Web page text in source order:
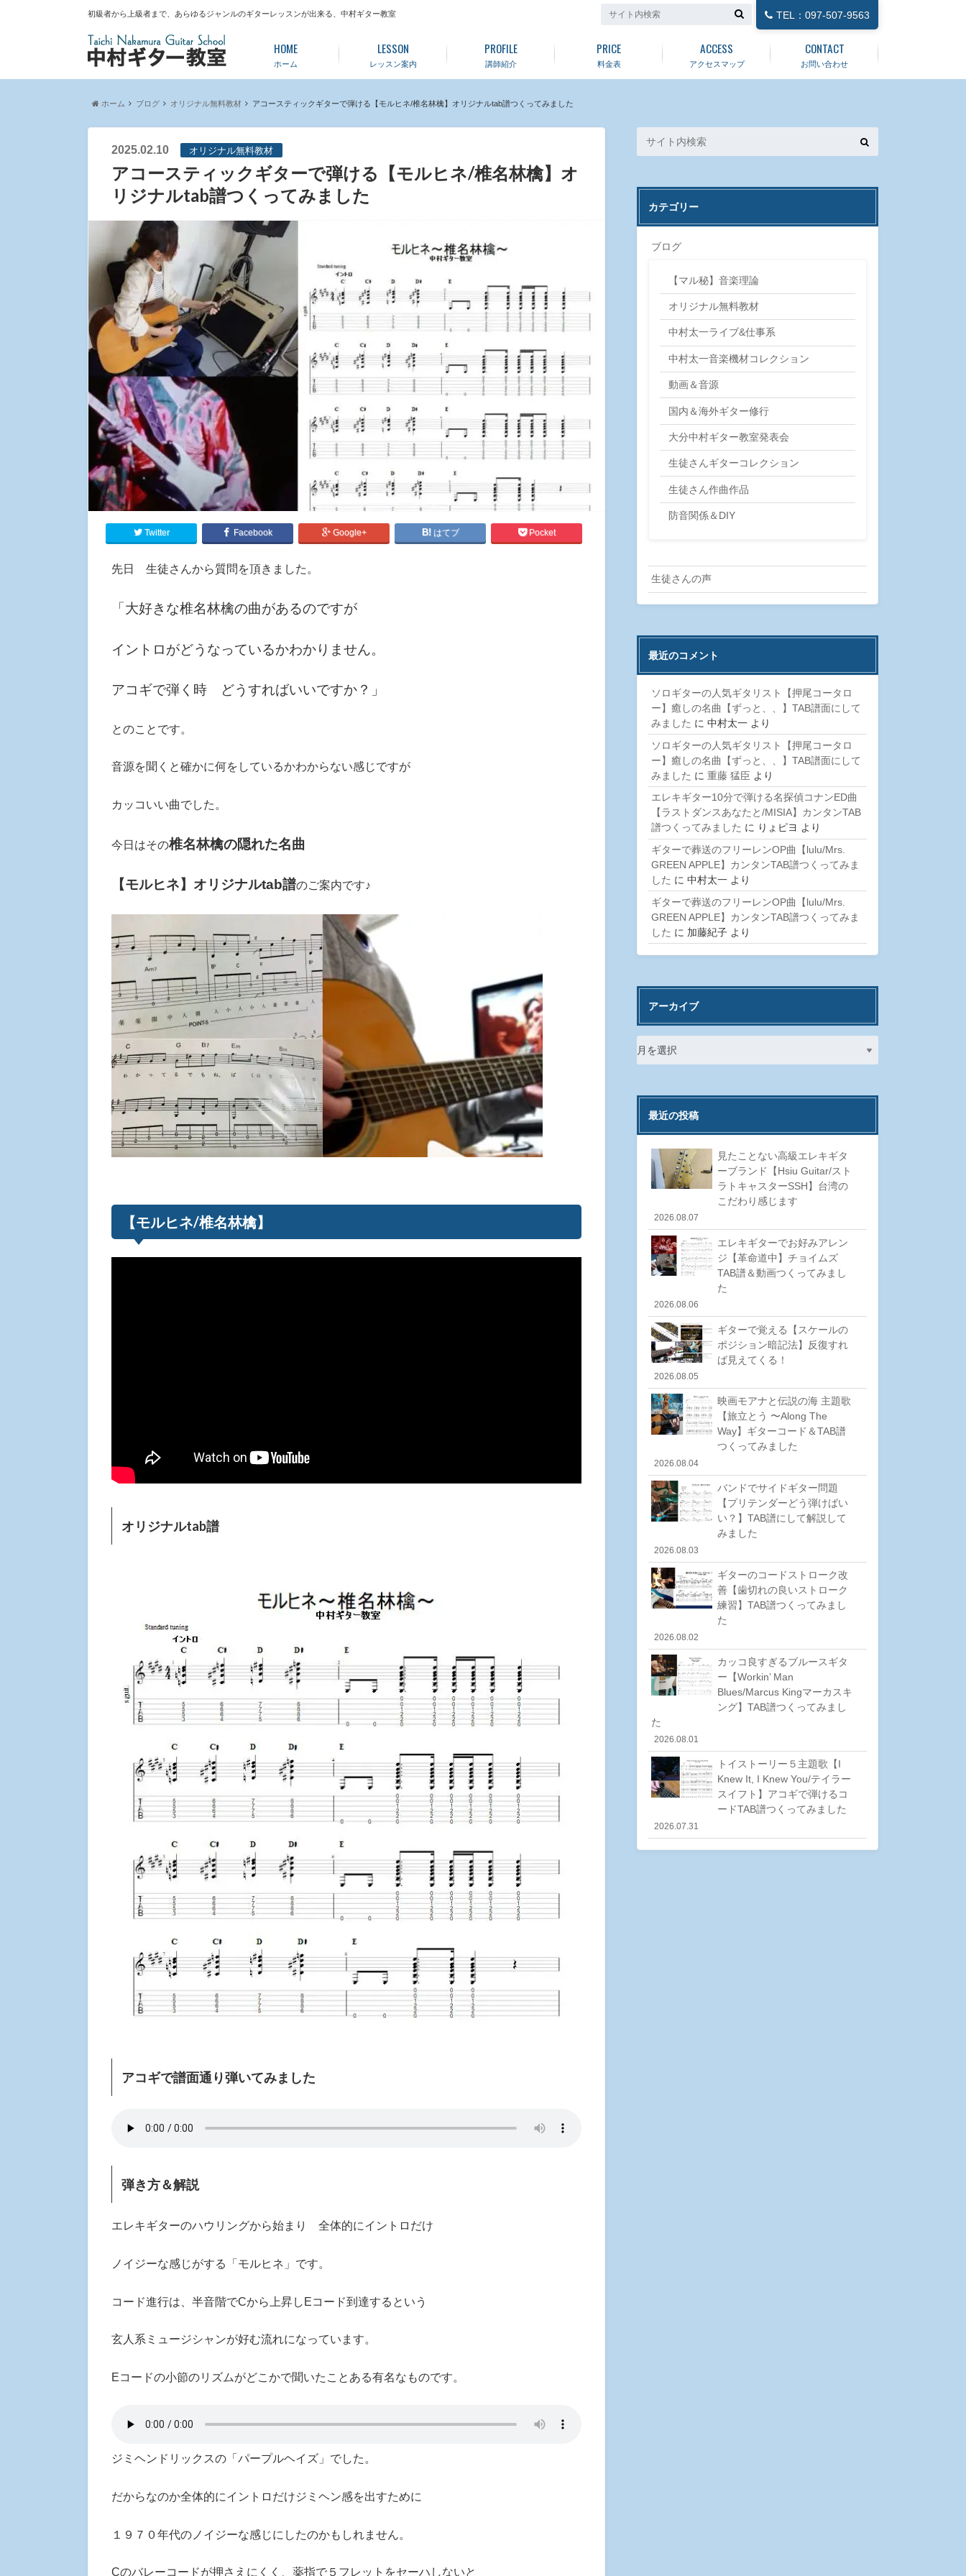
初級者から上級者まで、あらゆるジャンルのギターレッスンが出来る、中村ギター教室 TEL：097-507-9563
ホーム
HOME
レッスン案内
LESSON
講師紹介
PROFILE
料金表
PRICE
アクセスマップ
ACCESS
お問い合わせ
CONTACT
ホーム ブログ オリジナル無料教材 アコースティックギターで弾ける【モルヒネ/椎名林檎】オリジナルtab譜つくってみました
2025.02.10 オリジナル無料教材
アコースティックギターで弾ける【モルヒネ/椎名林檎】オ
リジナルtab譜つくってみました
Twitter Facebook Google+ はてブ Pocket
先日 生徒さんから質問を頂きました。
「大好きな椎名林檎の曲があるのですが
イントロがどうなっているかわかりません。
アコギで弾く時 どうすればいいですか？」
とのことです。
音源を聞くと確かに何をしているかわからない感じですが
カッコいい曲でした。
今日はその椎名林檎の隠れた名曲
【モルヒネ】オリジナルtab譜のご案内です♪
【モルヒネ/椎名林檎】
オリジナルtab譜
アコギで譜面通り弾いてみました
弾き方＆解説
エレキギターのハウリングから始まり 全体的にイントロだけ
ノイジーな感じがする「モルヒネ」です。
コード進行は、半音階でCから上昇しEコード到達するという
玄人系ミュージシャンが好む流れになっています。
Eコードの小節のリズムがどこかで聞いたことある有名なものです。
ジミヘンドリックスの「パープルヘイズ」でした。
だからなのか全体的にイントロだけジミヘン感を出すために
１９７０年代のノイジーな感じにしたのかもしれません。
Cのバレーコードが押さえにくく、薬指で５フレットをセーハしないと
カテゴリー
ブログ
【マル秘】音楽理論
オリジナル無料教材
中村太一ライブ&仕事系
中村太一音楽機材コレクション
動画＆音源
国内＆海外ギター修行
大分中村ギター教室発表会
生徒さんギターコレクション
生徒さん作曲作品
防音関係＆DIY
生徒さんの声
最近のコメント
ソロギターの人気ギタリスト【押尾コータロ
ー】癒しの名曲【ずっと、、】TAB譜面にして
みました に中村太一 より
ソロギターの人気ギタリスト【押尾コータロ
ー】癒しの名曲【ずっと、、】TAB譜面にして
みました に重藤 猛臣 より
エレキギター10分で弾ける名探偵コナンED曲
【ラストダンスあなたと/MISIA】カンタンTAB
譜つくってみました に りょピヨ より
ギターで葬送のフリーレンOP曲【lulu/Mrs.
GREEN APPLE】カンタンTAB譜つくってみま
した に中村太一 より
ギターで葬送のフリーレンOP曲【lulu/Mrs.
GREEN APPLE】カンタンTAB譜つくってみま
した に 加藤紀子 より
アーカイブ
最近の投稿
見たことない高級エレキギタ
ーブランド【Hsiu Guitar/スト
ラトキャスターSSH】台湾の
こだわり感じます
2026.08.07
エレキギターでお好みアレン
ジ【革命道中】チョイムズ
TAB譜＆動画つくってみまし
た
2026.08.06
ギターで覚える【スケールの
ポジション暗記法】反復すれ
ば見えてくる！
2026.08.05
映画モアナと伝説の海 主題歌
【旅立とう 〜Along The
Way】ギターコード＆TAB譜
つくってみました
2026.08.04
バンドでサイドギター問題
【プリテンダーどう弾けばい
い？】TAB譜にして解説して
みました
2026.08.03
ギターのコードストローク改
善【歯切れの良いストローク
練習】TAB譜つくってみまし
た
2026.08.02
カッコ良すぎるブルースギタ
ー【Workin’ Man
Blues/Marcus Kingマーカスキ
ング】TAB譜つくってみまし
た
2026.08.01
トイストーリー５主題歌【I
Knew It, I Knew You/テイラー
スイフト】アコギで弾けるコ
ードTAB譜つくってみました
2026.07.31